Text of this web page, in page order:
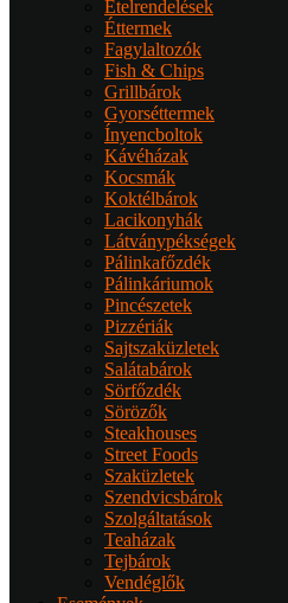
Ételrendelések
Éttermek
Fagylaltozók
Fish & Chips
Grillbárok
Gyorséttermek
Ínyencboltok
Kávéházak
Kocsmák
Koktélbárok
Lacikonyhák
Látványpékségek
Pálinkafőzdék
Pálinkáriumok
Pincészetek
Pizzériák
Sajtszaküzletek
Salátabárok
Sörfőzdék
Sörözők
Steakhouses
Street Foods
Szaküzletek
Szendvicsbárok
Szolgáltatások
Teaházak
Tejbárok
Vendéglők